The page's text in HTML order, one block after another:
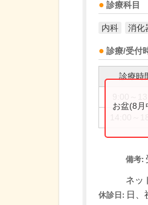
診療科目
内科 消化
診療/受付
診療時
お盆(8月
備考:
ネッ
休診日: 日、